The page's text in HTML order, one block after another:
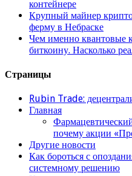
контейнере
Крупный майнер
ферму в Небраске
Чем именно квантовые
биткоину. Насколько
Страницы
Rubin Trade:
Главная
почему акции
Другие новости
Как бороться с
системному решению